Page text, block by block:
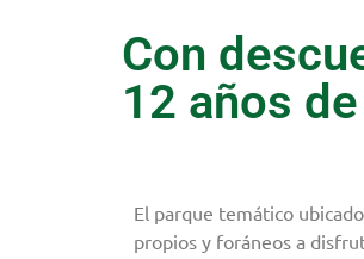
Con
12 años
El parque temático
propios y foráneos a